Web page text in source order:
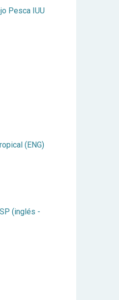
Pesca IUU
(ENG)
(inglés -